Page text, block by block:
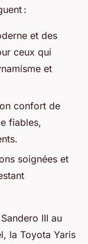
:
et des
ceux qui
et
confort de
fiables,
soignées et
III au
la Toyota Yaris